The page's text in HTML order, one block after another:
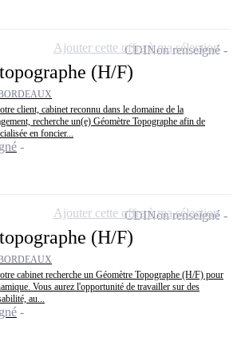
(H/F)
client, cabinet reconnu dans le domaine de la
recherche un(e) Géomètre Topographe afin de
en foncier...
CDINon renseigné
Ajouter cette offre à ma sélection
(H/F)
cabinet recherche un Géomètre Topographe (H/F) pour
Vous aurez l'opportunité de travailler sur des
au...
CDINon renseigné
Ajouter cette offre à ma sélection